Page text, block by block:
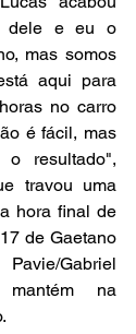
dele e eu o
mas somos
aqui para
no carro
é fácil, mas
resultado",
travou uma
hora final de
de Gaetano
Gabriel
na